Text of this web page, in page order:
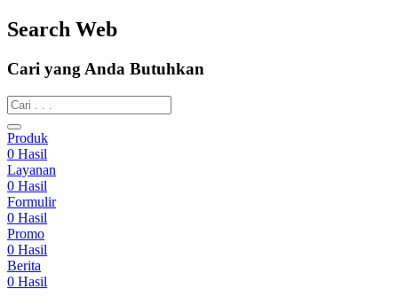
Search Web
Cari yang Anda Butuhkan
Produk
0 Hasil
Layanan
0 Hasil
Formulir
0 Hasil
Promo
0 Hasil
Berita
0 Hasil